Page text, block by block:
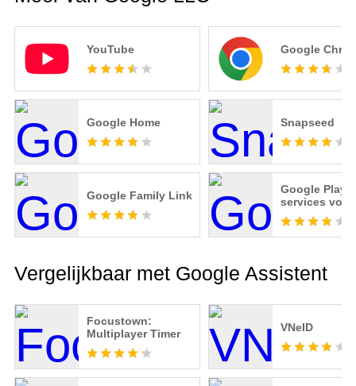
YouTube Google
Google Home Snapseed
Google Family Link
Google Play-
services voor
Vergelijkbaar met Google Assistent
Focustown:
Multiplayer Timer
VNeID